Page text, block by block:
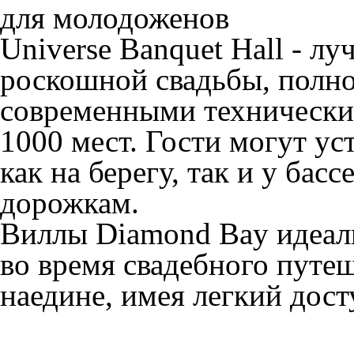
для молодоженов
Universe Banquet Hall -
роскошной свадьбы,
современными
1000 мест. Гости могут
как на берегу, так и у
дорожкам.
Виллы Diamond Bay
во время свадебного
наедине, имея легкий